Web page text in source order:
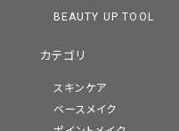
BEAUTY UP TOOL
カテゴリ
スキンケア
ベースメイク